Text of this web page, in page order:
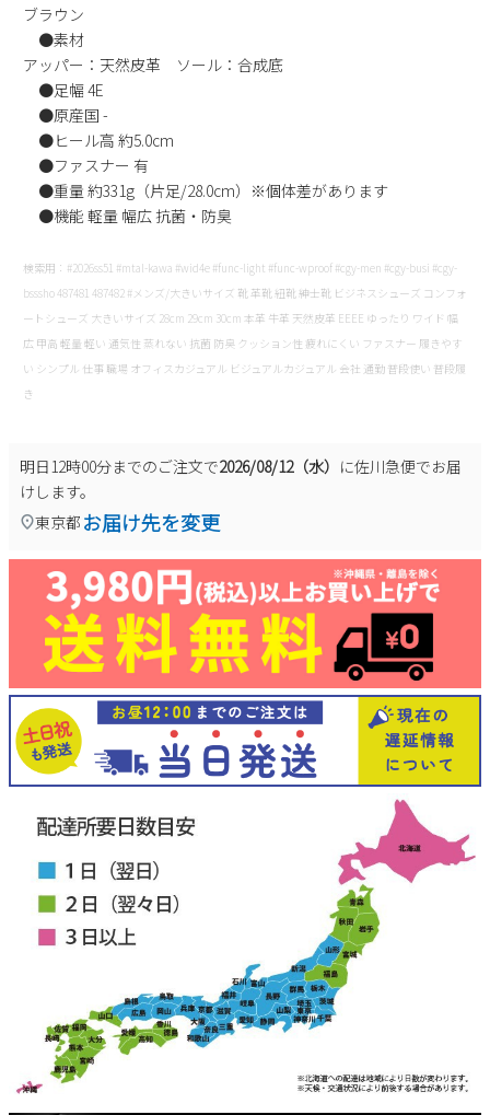
ブラウン
●素材
アッパー：天然皮革 ソール：合成底
●足幅 4E
●原産国 -
●ヒール高 約5.0cm
●ファスナー 有
●重量 約331g（片足/28.0cm）※個体差があります
●機能 軽量 幅広 抗菌・防臭
検索用：#2026ss51 #mtal-kawa #wid4e #func-light #func-wproof #cgy-men #cgy-busi #cgy-
bsssho 487481 487482 #メンズ/大きいサイズ 靴 革靴 紐靴 紳士靴 ビジネスシューズ コンフォ
ートシューズ 大きいサイズ 28cm 29cm 30cm 本革 牛革 天然皮革 EEEE ゆったり ワイド 幅
広 甲高 軽量 軽い 通気性 蒸れない 抗菌 防臭 クッション性 疲れにくい ファスナー 履きやす
い シンプル 仕事 職場 オフィスカジュアル ビジュアルカジュアル 会社 通勤 普段使い 普段履
き
明日12時00分までのご注文で2026/08/12（水） に佐川急便でお届
けします。
東京都 お届け先を変更